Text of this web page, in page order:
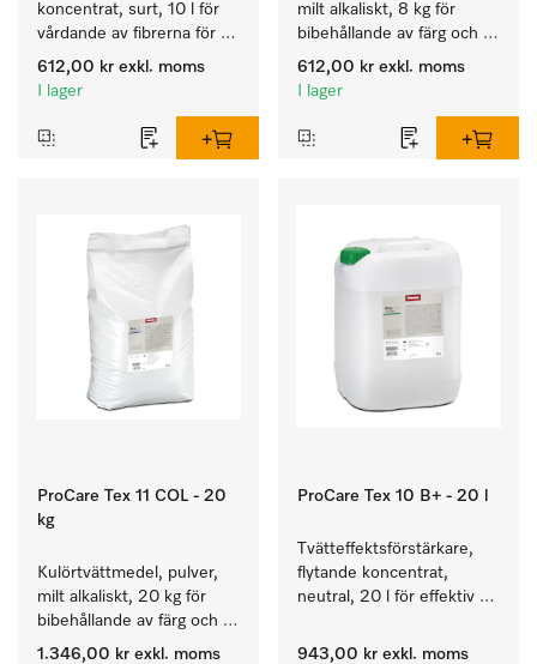
koncentrat, surt, 10 l för
vårdande av fibrerna för
en långvarig smidighet
hos textilierna.
612,00 kr exkl. moms
I lager
milt alkaliskt, 8 kg för
bibehållande av färg och
rengöring av kulörtvätt.
612,00 kr exkl. moms
I lager
ProCare Tex 11 COL - 20
kg
Kulörtvättmedel, pulver,
milt alkaliskt, 20 kg för
bibehållande av färg och
rengöring av kulörtvätt.
1.346,00 kr exkl. moms
ProCare Tex 10 B+ - 20 l
Tvätteffektsförstärkare,
flytande koncentrat,
neutral, 20 l för effektiv
smuts.
943,00 kr exkl. moms